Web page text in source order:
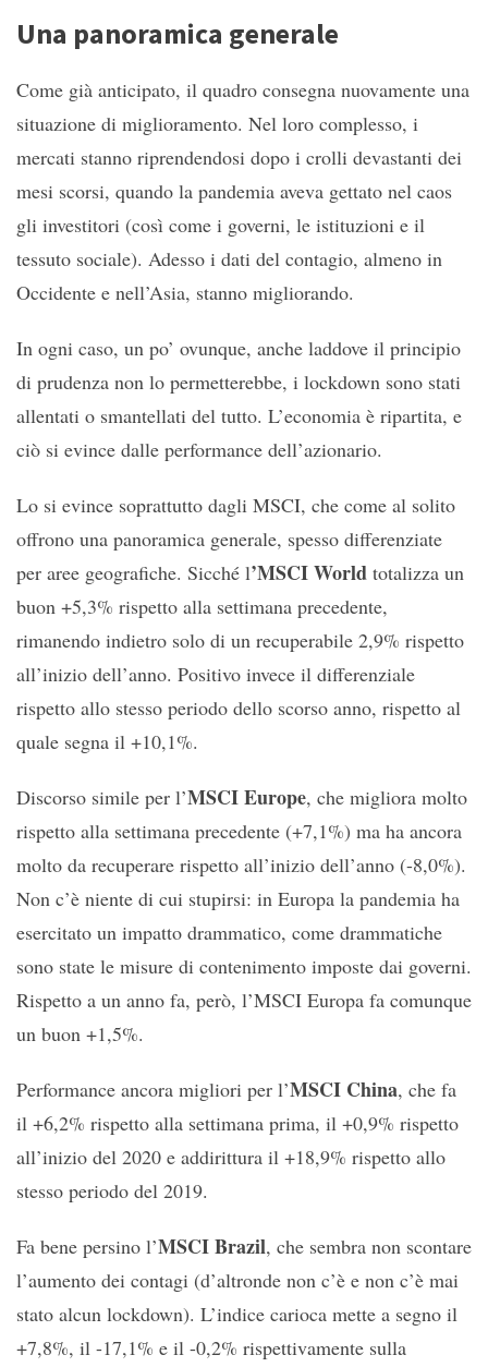
Una panoramica generale
Come già anticipato, il quadro consegna nuovamente una
situazione di miglioramento. Nel loro complesso, i
mercati stanno riprendendosi dopo i crolli devastanti dei
mesi scorsi, quando la pandemia aveva gettato nel caos
gli investitori (così come i governi, le istituzioni e il
tessuto sociale). Adesso i dati del contagio, almeno in
Occidente e nell’Asia, stanno migliorando.
In ogni caso, un po’ ovunque, anche laddove il principio
di prudenza non lo permetterebbe, i lockdown sono stati
allentati o smantellati del tutto. L’economia è ripartita, e
ciò si evince dalle performance dell’azionario.
Lo si evince soprattutto dagli MSCI, che come al solito
offrono una panoramica generale, spesso differenziate
per aree geografiche. Sicché l’MSCI World totalizza un
buon +5,3% rispetto alla settimana precedente,
rimanendo indietro solo di un recuperabile 2,9% rispetto
all’inizio dell’anno. Positivo invece il differenziale
rispetto allo stesso periodo dello scorso anno, rispetto al
quale segna il +10,1%.
Discorso simile per l’MSCI Europe, che migliora molto
rispetto alla settimana precedente (+7,1%) ma ha ancora
molto da recuperare rispetto all’inizio dell’anno (-8,0%).
Non c’è niente di cui stupirsi: in Europa la pandemia ha
esercitato un impatto drammatico, come drammatiche
sono state le misure di contenimento imposte dai governi.
Rispetto a un anno fa, però, l’MSCI Europa fa comunque
un buon +1,5%.
Performance ancora migliori per l’MSCI China, che fa
il +6,2% rispetto alla settimana prima, il +0,9% rispetto
all’inizio del 2020 e addirittura il +18,9% rispetto allo
stesso periodo del 2019.
Fa bene persino l’MSCI Brazil, che sembra non scontare
l’aumento dei contagi (d’altronde non c’è e non c’è mai
stato alcun lockdown). L’indice carioca mette a segno il
+7,8%, il -17,1% e il -0,2% rispettivamente sulla